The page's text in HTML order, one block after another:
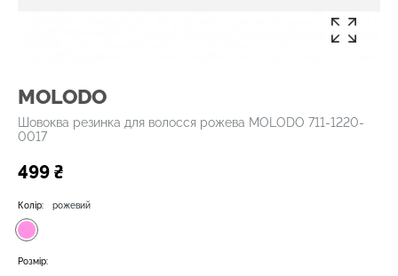
MOLODO
Шовоква резинка для волосся рожева MOLODO 711-1220-
0017
499 ₴
Колір: рожевий
Розмір: